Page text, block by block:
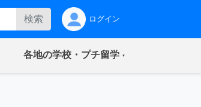
検索 ログイン
各地の学校・プチ留学(current)